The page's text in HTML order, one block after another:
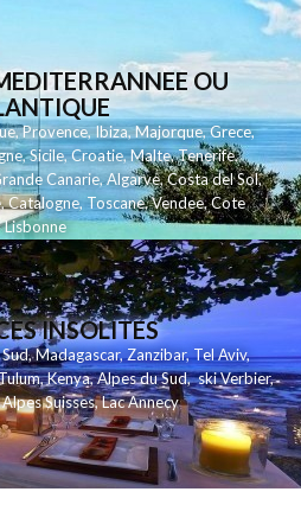
OU
,Provence,Ibiza,Majorque,Grece,
,Sicile,Croatie,Malte,Tenerife,
Canarie,Algarve,Costa del Sol,
,Catalogne,Toscane,Vendee,Cote
Lisbonne
INSOLITES
,Madagascar,Zanzibar,Tel Aviv,
,Kenya,Alpes du Sud,ski Verbier,
Suisses,Lac Annecy